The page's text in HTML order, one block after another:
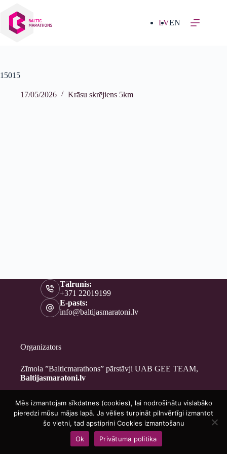
saturu
LVEN
15015
17/05/2026 Krāsu skrējiens 5km
Tālrunis:
+371 22019199
E-pasts:
info@baltijasmaratoni.lv
Organizators
Zīmola ”Balticmarathons” pārstāvji UAB GEE TEAM,
Baltijasmaratoni.lv
Kontakti
Par mums
Brīvprātīgajiem
Privātuma politika
Copyright © 2026 - Baltijasmaratoni.lv
Mēs izmantojam sīkdatnes (cookies), lai nodrošinātu vislabāko
pieredzi mūsu mājas lapā. Ja vēlies turpināt pilnvērtīgi izmantot
šo vietni, tad apstiprini Cookies izmantošanu
Ok
Privātuma politika